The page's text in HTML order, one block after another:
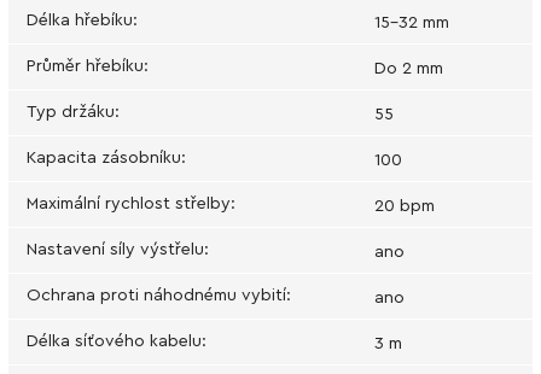
Délka hřebíku: 15-32 mm
Průměr hřebíku: Do 2 mm
Typ držáku: 55
Kapacita zásobníku: 100
Maximální rychlost střelby: 20 bpm
Nastavení síly výstřelu: ano
Ochrana proti náhodnému vybití: ano
Délka síťového kabelu: 3 m